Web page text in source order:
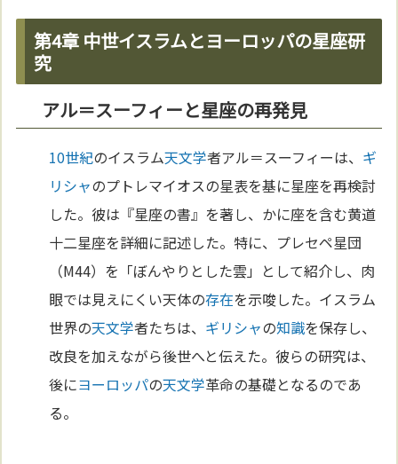
第4章 中世イスラムとヨーロッパの星座研
究
アル＝スーフィーと星座の再発見
10世紀のイスラム天文学者アル＝スーフィーは、 ギ
リシャのプトレマイオスの星表を基に星座を再検討
した。彼は『星座の書』を著し、かに座を含む黄道
十二星座を詳細に記述した。特に、プレセペ星団
（M44）を「ぼんやりとした雲」として紹介し、肉
眼では見えにくい天体の存在を示唆した。イスラム
世界の天文学者たちは、 ギリシャの知識を保存し、
改良を加えながら後世へと伝えた。彼らの研究は、
後にヨーロッパの天文学革命の基礎となるのであ
る。